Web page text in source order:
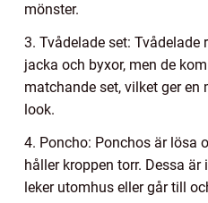
mönster.
3. Tvådelade set:
jacka och byxor, men de
matchande set, vilket ger
look.
4. Poncho: Ponchos är lösa
håller kroppen torr. Dessa
leker utomhus eller går till